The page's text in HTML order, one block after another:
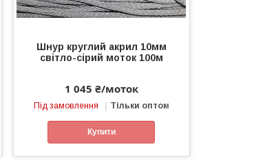
Шнур круглий акрил 10мм
світло-сірий моток 100м
1 045 ₴/моток
Під замовлення Тільки оптом
Купити